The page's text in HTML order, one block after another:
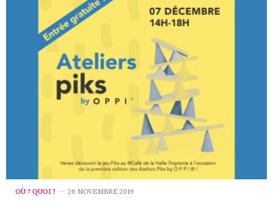
OÙ ? QUOI ? 26 NOVEMBRE 2019